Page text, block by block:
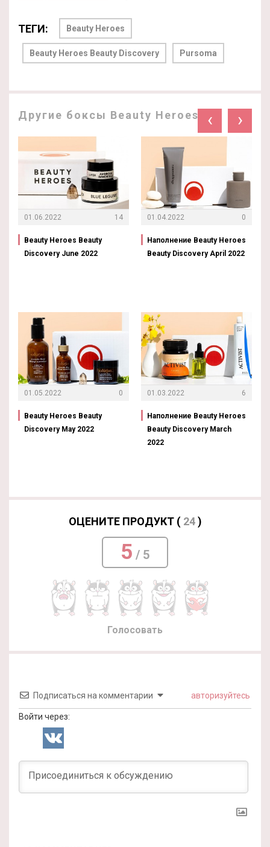
ТЕГИ: Beauty Heroes
Beauty Heroes Beauty Discovery Pursoma
Другие боксы Beauty Heroes: ‹ ›
01.06.2022 14
Beauty Heroes Beauty
Discovery June 2022
01.05.2022 0
Beauty Heroes Beauty
Discovery May 2022
01.04.2022 0
Наполнение Beauty Heroes
Beauty Discovery April 2022
01.03.2022 6
Наполнение Beauty Heroes
Beauty Discovery March
2022
ОЦЕНИТЕ ПРОДУКТ ( 24)
5 / 5
Голосовать
Подписаться на комментарии авторизуйтесь
Войти через: